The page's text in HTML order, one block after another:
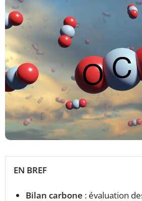
EN BREF
Bilan carbone : évaluation